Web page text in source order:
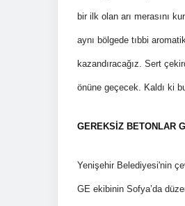
bir ilk olan arı merasını
aynı bölgede tıbbi
kazandıracağız. Sert
önüne geçecek. Kaldı ki
GEREKSİZ BETONLAR
Yenişehir Belediyesi'nin
GE ekibinin Sofya’da